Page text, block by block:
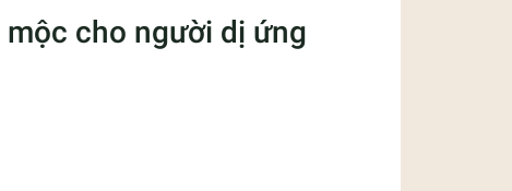
cho người dị ứng